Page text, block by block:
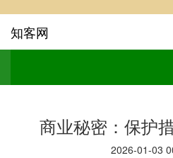
知客网
商业秘密：保护
2026-01-03